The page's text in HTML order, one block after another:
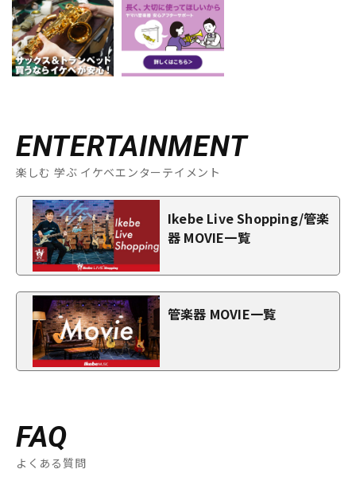
ENTERTAINMENT
楽しむ 学ぶ イケベエンターテイメント
Ikebe Live Shopping/管楽
器 MOVIE一覧
管楽器 MOVIE一覧
FAQ
よくある質問